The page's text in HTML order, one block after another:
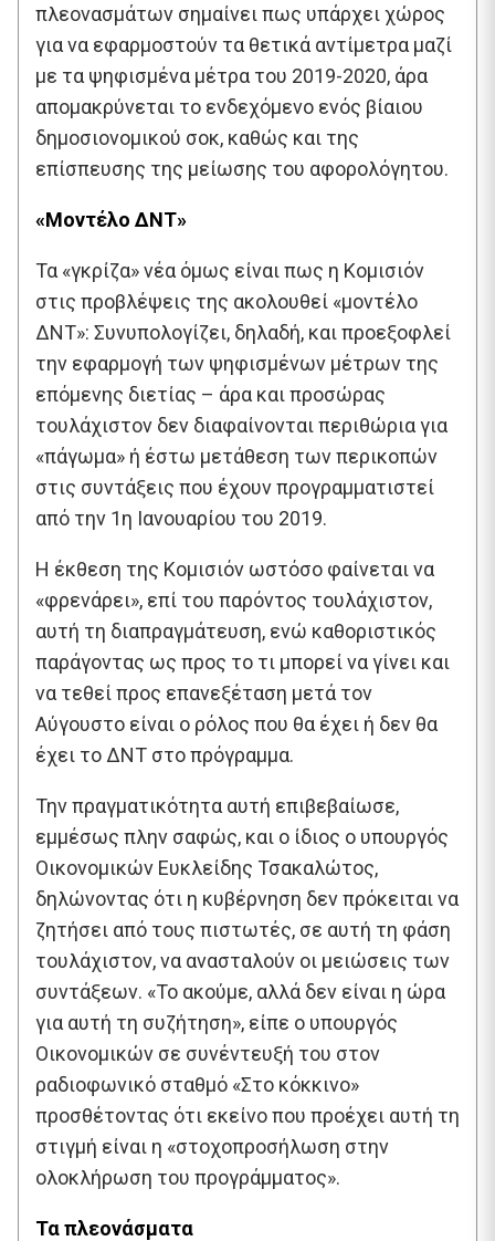
πλεονασμάτων σημαίνει πως υπάρχει χώρος
για να εφαρμοστούν τα θετικά αντίμετρα μαζί
με τα ψηφισμένα μέτρα του 2019-2020, άρα
απομακρύνεται το ενδεχόμενο ενός βίαιου
δημοσιονομικού σοκ, καθώς και της
επίσπευσης της μείωσης του αφορολόγητου.
«Μοντέλο ΔΝΤ»
Τα «γκρίζα» νέα όμως είναι πως η Κομισιόν
στις προβλέψεις της ακολουθεί «μοντέλο
ΔΝΤ»: Συνυπολογίζει, δηλαδή, και προεξοφλεί
την εφαρμογή των ψηφισμένων μέτρων της
επόμενης διετίας – άρα και προσώρας
τουλάχιστον δεν διαφαίνονται περιθώρια για
«πάγωμα» ή έστω μετάθεση των περικοπών
στις συντάξεις που έχουν προγραμματιστεί
από την 1η Ιανουαρίου του 2019.
Η έκθεση της Κομισιόν ωστόσο φαίνεται να
«φρενάρει», επί του παρόντος τουλάχιστον,
αυτή τη διαπραγμάτευση, ενώ καθοριστικός
παράγοντας ως προς το τι μπορεί να γίνει και
να τεθεί προς επανεξέταση μετά τον
Αύγουστο είναι ο ρόλος που θα έχει ή δεν θα
έχει το ΔΝΤ στο πρόγραμμα.
Την πραγματικότητα αυτή επιβεβαίωσε,
εμμέσως πλην σαφώς, και ο ίδιος ο υπουργός
Οικονομικών Ευκλείδης Τσακαλώτος,
δηλώνοντας ότι η κυβέρνηση δεν πρόκειται να
ζητήσει από τους πιστωτές, σε αυτή τη φάση
τουλάχιστον, να ανασταλούν οι μειώσεις των
συντάξεων. «Το ακούμε, αλλά δεν είναι η ώρα
για αυτή τη συζήτηση», είπε ο υπουργός
Οικονομικών σε συνέντευξή του στον
ραδιοφωνικό σταθμό «Στο κόκκινο»
προσθέτοντας ότι εκείνο που προέχει αυτή τη
στιγμή είναι η «στοχοπροσήλωση στην
ολοκλήρωση του προγράμματος».
Τα πλεονάσματα